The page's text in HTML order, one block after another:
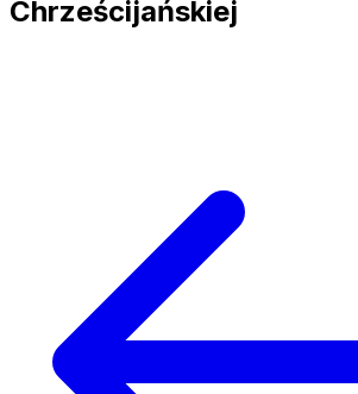
Chrześcijańskiej